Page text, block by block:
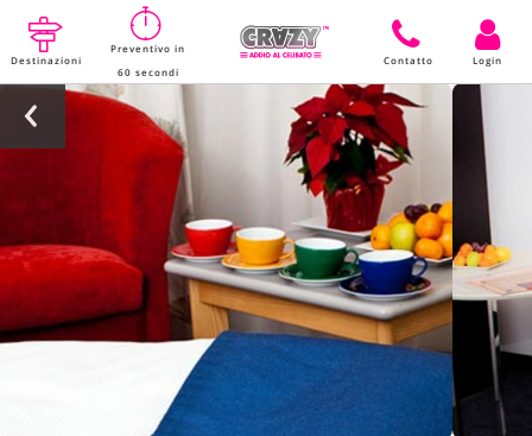
Destinazioni
Preventivo in
60 secondi
Contatto Login